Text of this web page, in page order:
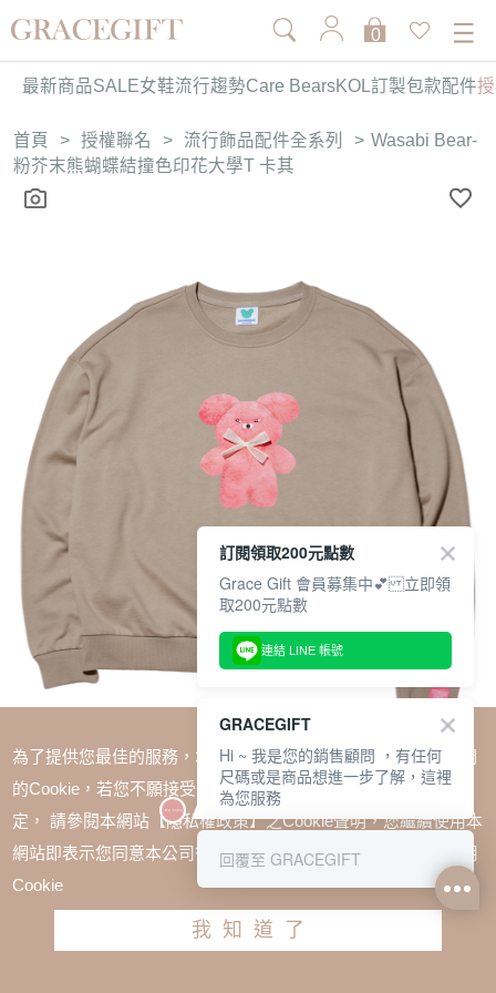
0
最新商品SALE女鞋流行趨勢Care BearsKOL訂製包款配件
首頁 > 授權聯名 > 流行飾品配件全系列 > Wasabi Bear-
粉芥末熊蝴蝶結撞色印花大學T 卡其
Wasabi Bear-粉芥末熊蝴蝶結撞色印花大學T 卡其
為了提供您最佳的服務，本網站會在您的電腦中放置並取用我們
的Cookie，若您不願接受Cookie時應如何變更電腦的Cookie設
定， 請參閱本網站【隱私權政策】之Cookie聲明，您繼續使用本
網站即表示您同意本公司得按本網站使用條款之Cookie聲明使用
Cookie
我知道了
訂閱領取200元點數
Grace Gift 會員募集中💕 立即領
取200元點數
連結 LINE 帳號
GRACEGIFT
Hi ~ 我是您的銷售顧問 ，有任何
尺碼或是商品想進一步了解，這裡
為您服務
回覆至 GRACEGIFT